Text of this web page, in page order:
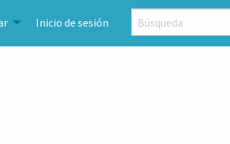
Inicio de sesión